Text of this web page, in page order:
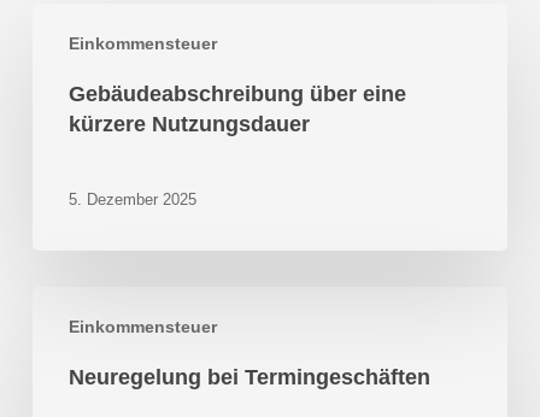
Einkommensteuer
über
kürzere
Nutzungsdauer
Gebäudeabschreibung über eine
kürzere Nutzungsdauer
5. Dezember 2025
Einkommensteuer
Neuregelung bei Termingeschäften